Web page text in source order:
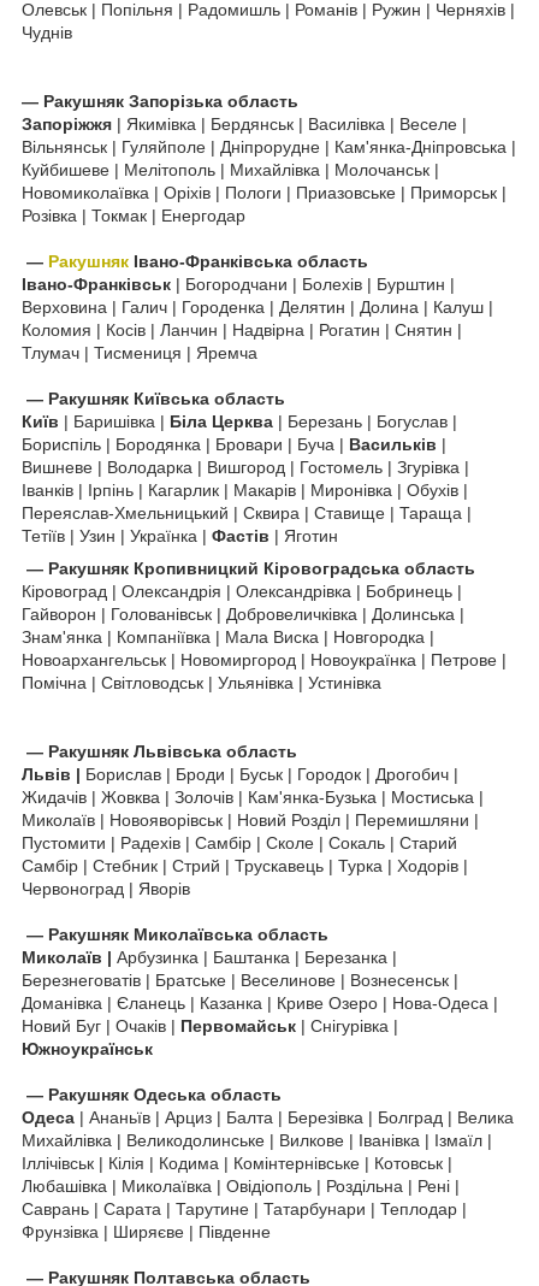
Олевськ | Попільня | Радомишль | Романів | Ружин | Черняхів |
Чуднів
— Ракушняк Запорізька область
Запоріжжя | Якимівка | Бердянськ | Василівка | Веселе |
Вільнянськ | Гуляйполе | Дніпрорудне | Кам'янка-Дніпровська |
Куйбишеве | Мелітополь | Михайлівка | Молочанськ |
Новомиколаївка | Оріхів | Пологи | Приазовське | Приморськ |
Розівка | Токмак | Енергодар
— Ракушняк Івано-Франківська область
Івано-Франківськ | Богородчани | Болехів | Бурштин |
Верховина | Галич | Городенка | Делятин | Долина | Калуш |
Коломия | Косів | Ланчин | Надвірна | Рогатин | Снятин |
Тлумач | Тисмениця | Яремча
— Ракушняк Київська область
Київ | Баришівка | Біла Церква | Березань | Богуслав |
Бориспіль | Бородянка | Бровари | Буча | Васильків |
Вишневе | Володарка | Вишгород | Гостомель | Згурівка |
Іванків | Ірпінь | Кагарлик | Макарів | Миронівка | Обухів |
Переяслав-Хмельницький | Сквира | Ставище | Тараща |
Тетіїв | Узин | Українка | Фастів | Яготин
— Ракушняк Кропивницкий Кіровоградська область
Кіровоград | Олександрія | Олександрівка | Бобринець |
Гайворон | Голованівськ | Добровеличківка | Долинська |
Знам'янка | Компаніївка | Мала Виска | Новгородка |
Новоархангельськ | Новомиргород | Новоукраїнка | Петрове |
Помічна | Світловодськ | Ульянівка | Устинівка
— Ракушняк Львівська область
Львів | Борислав | Броди | Буськ | Городок | Дрогобич |
Жидачів | Жовква | Золочів | Кам'янка-Бузька | Мостиська |
Миколаїв | Новояворівськ | Новий Розділ | Перемишляни |
Пустомити | Радехів | Самбір | Сколе | Сокаль | Старий
Самбір | Стебник | Стрий | Трускавець | Турка | Ходорів |
Червоноград | Яворів
— Ракушняк Миколаївська область
Миколаїв | Арбузинка | Баштанка | Березанка |
Березнеговатів | Братське | Веселинове | Вознесенськ |
Доманівка | Єланець | Казанка | Криве Озеро | Нова-Одеса |
Новий Буг | Очаків | Первомайськ | Снігурівка |
Южноукраїнськ
— Ракушняк Одеська область
Одеса | Ананьїв | Арциз | Балта | Березівка | Болград | Велика
Михайлівка | Великодолинське | Вилкове | Іванівка | Ізмаїл |
Іллічівськ | Кілія | Кодима | Комінтернівське | Котовськ |
Любашівка | Миколаївка | Овідіополь | Роздільна | Рені |
Саврань | Сарата | Тарутине | Татарбунари | Теплодар |
Фрунзівка | Ширяєве | Південне
— Ракушняк Полтавська область